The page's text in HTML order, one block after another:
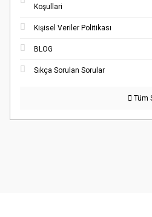
Koşullari
Kişisel Veriler Politikası
BLOG
Sıkça Sorulan Sorular
Tüm